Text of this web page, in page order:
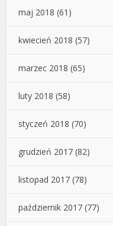
maj 2018 (61)
kwiecień 2018 (57)
marzec 2018 (65)
luty 2018 (58)
styczeń 2018 (70)
grudzień 2017 (82)
listopad 2017 (78)
październik 2017 (77)